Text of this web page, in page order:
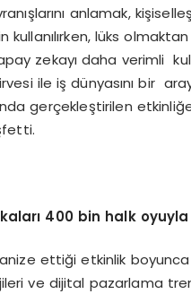
anlamak,
kullanılırken, lüks
zekayı daha verimli
ile iş dünyasını bir
gerçekleştirilen
400 bin halk
ettiği etkinlik
ve dijital pazarlama